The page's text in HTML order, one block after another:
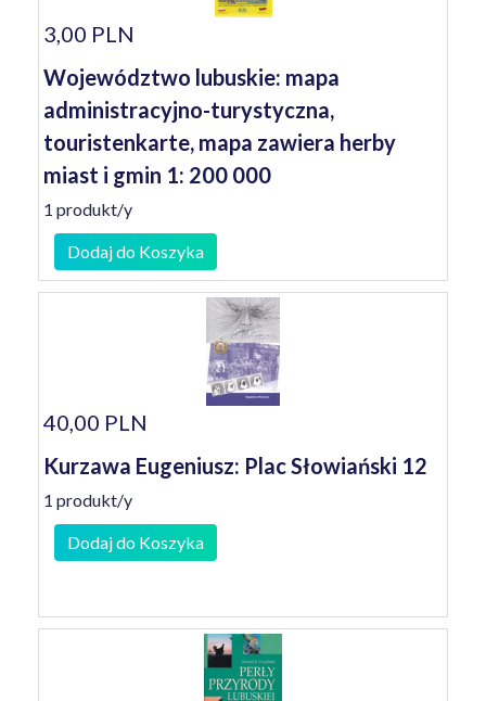
3,00 PLN
Województwo lubuskie: mapa
administracyjno-turystyczna,
touristenkarte, mapa zawiera herby
miast i gmin 1: 200 000
1 produkt/y
Dodaj do Koszyka
40,00 PLN
Kurzawa Eugeniusz: Plac Słowiański 12
1 produkt/y
Dodaj do Koszyka